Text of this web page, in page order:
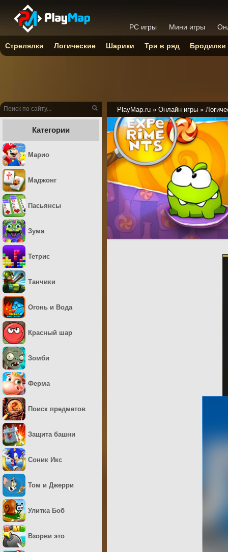
PlayMap.ru » Онлайн игры »
Категории
Марио
Маджонг
Пасьянсы
Зума
Тетрис
Танчики
Огонь и Вода
Красный шар
Зомби
Ферма
Поиск предметов
Защита башни
Соник Икс
Том и Джерри
Улитка Боб
Взорви это
PC игры Мини игры
Стрелялки Логические Шарики Три в ряд Бродилки